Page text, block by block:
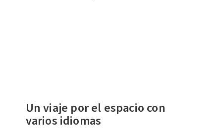
Un viaje por el espacio con
varios idiomas